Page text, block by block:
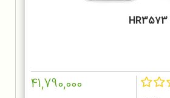
41,790,000